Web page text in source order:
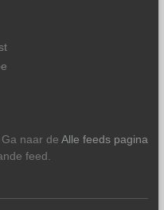
naar de Alle feeds pagina
feed.